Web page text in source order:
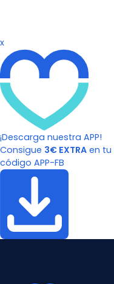
x
¡Descarga nuestra APP!
Consigue 3€ EXTRA en tu
código APP-FB